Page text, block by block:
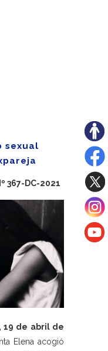
sexual
367-DC-2021
19 de abril de
Elena acogió